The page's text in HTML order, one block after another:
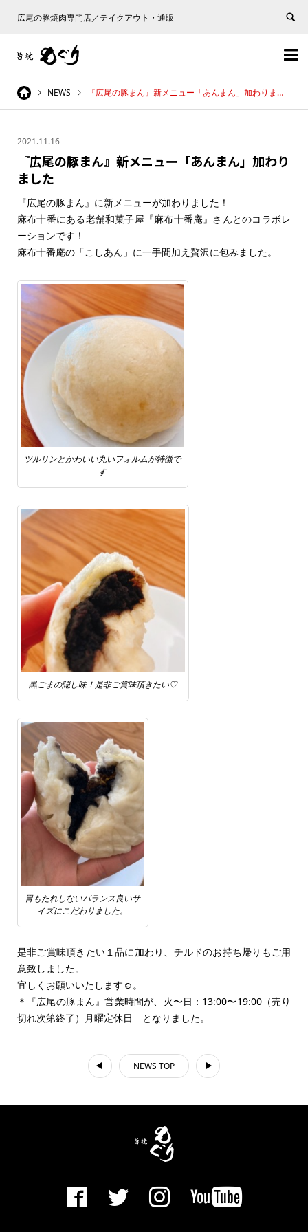
広尾の豚焼肉専門店／テイクアウト・通販


NEWS 『広尾の豚まん』新メニュー「あんまん」加わりました
2021.11.16
『広尾の豚まん』新メニュー「あんまん」加わり
ました
『広尾の豚まん』に新メニューが加わりました！
麻布十番にある老舗和菓子屋『麻布十番庵』さんとのコラボレ
ーションです！
麻布十番庵の「こしあん」に一手間加え贅沢に包みました。
ツルリンとかわいい丸いフォルムが特徴で
す
黒ごまの隠し味！是非ご賞味頂きたい♡
胃もたれしないバランス良いサ
イズにこだわりました。
是非ご賞味頂きたい１品に加わり、チルドのお持ち帰りもご用
意致しました。
宜しくお願いいたします☺️。
＊『広尾の豚まん』営業時間が、火〜日：13:00〜19:00（売り
切れ次第終了）月曜定休日 となりました。
NEWS TOP